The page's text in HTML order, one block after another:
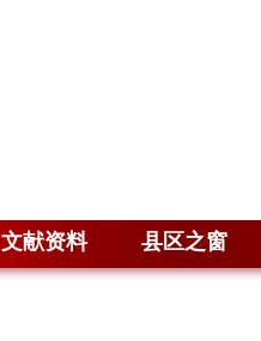
文献资料 县区之窗